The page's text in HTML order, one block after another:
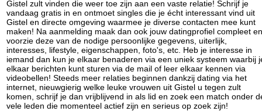
Gistel zult vinden die weer toe zijn aan een vaste relatie! Schrijf je
vandaag gratis in en ontmoet singles die je écht interessant vind uit
Gistel en directe omgeving waarmee je diverse contacten mee kunt
maken! Na aanmelding maak dan ook jouw datingprofiel compleet en
voorzie deze van de nodige persoonlijke gegevens, uiterlijk,
interesses, lifestyle, eigenschappen, foto's, etc. Heb je interesse in
iemand dan kun je elkaar benaderen via een uniek systeem waarbij
elkaar berichten kunt sturen via de mail of leer elkaar kennen via
videobellen! Steeds meer relaties beginnen dankzij dating via het
internet, nieuwgierig welke leuke vrouwen uit Gistel u tegen zult
komen, schrijf je dan vrijblijvend in als lid en zoek een match onder
vele leden die momenteel actief zijn en serieus op zoek zijn!